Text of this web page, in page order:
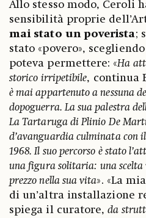
Allo stesso modo, Ceroli
sensibilità proprie
mai stato un poverista;
stato «povero»,
poteva permettere: «Ha
storico irripetibile, continua
è mai appartenuto a nessuna
dopoguerra. La sua palestra
La Tartaruga di Plinio De
d’avanguardia culminata con
1968. Il suo percorso è stato
una figura solitaria: una
prezzo nella sua vita». «La
di un’altra installazione
spiega il curatore,da